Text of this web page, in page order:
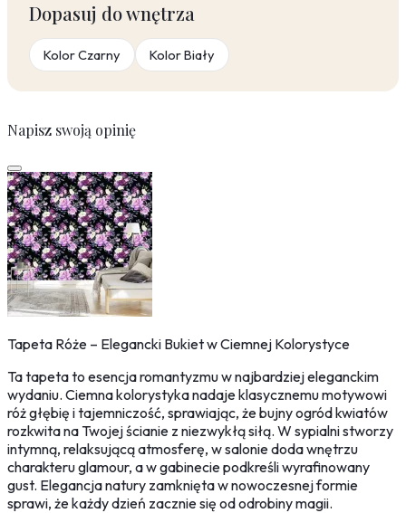
Dopasuj do wnętrza
Kolor Czarny Kolor Biały
Napisz swoją opinię
Tapeta Róże – Elegancki Bukiet w Ciemnej Kolorystyce
Ta tapeta to esencja romantyzmu w najbardziej eleganckim
wydaniu. Ciemna kolorystyka nadaje klasycznemu motywowi
róż głębię i tajemniczość, sprawiając, że bujny ogród kwiatów
rozkwita na Twojej ścianie z niezwykłą siłą. W sypialni stworzy
intymną, relaksującą atmosferę, w salonie doda wnętrzu
charakteru glamour, a w gabinecie podkreśli wyrafinowany
gust. Elegancja natury zamknięta w nowoczesnej formie
sprawi, że każdy dzień zacznie się od odrobiny magii.